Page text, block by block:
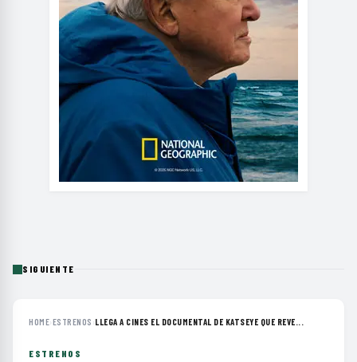
SIGUIENTE
HOME›ESTRENOS ›LLEGA A CINES EL DOCUMENTAL DE KATSEYE QUE REVE...
ESTRENOS